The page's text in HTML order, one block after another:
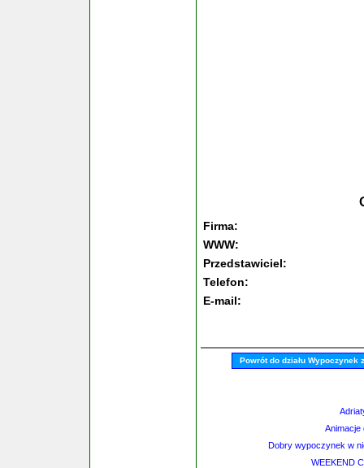
Firma:
WWW:
Przedstawiciel:
Telefon:
E-mail:
Powrót do działu Wypoczynek
Animacje
Dobry wypoczynek w
WEEKEND